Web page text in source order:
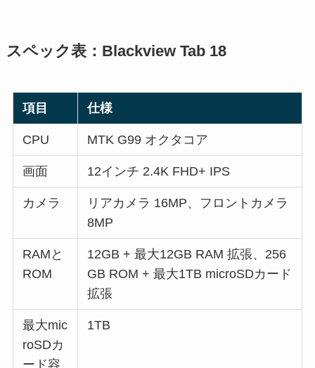
スペック表：Blackview Tab 18
項目 仕様
CPU MTK G99 オクタコア
画面 12インチ 2.4K FHD+ IPS
カメラ
リアカメラ 16MP、フロントカメラ
8MP
RAMと
ROM
12GB + 最大12GB RAM 拡張、256
GB ROM + 最大1TB microSDカード
拡張
最大mic
roSDカ
ード容
1TB